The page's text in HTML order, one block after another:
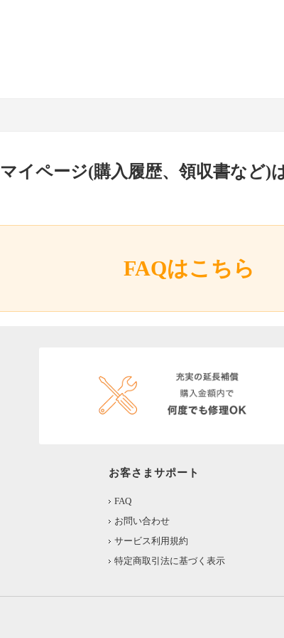
マイページ(購入履歴、領収書など)
FAQはこちら
お客さまサポート
FAQ
お問い合わせ
サービス利用規約
特定商取引法に基づく表示